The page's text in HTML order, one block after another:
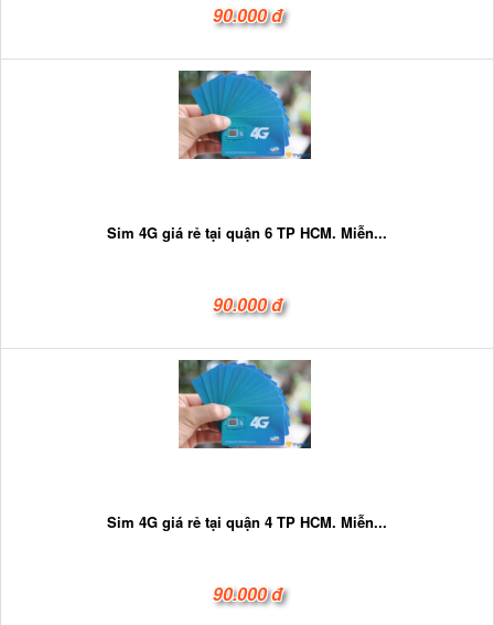
90.000 đ
Sim 4G giá rẻ tại quận 6 TP HCM. Miễn...
90.000 đ
Sim 4G giá rẻ tại quận 4 TP HCM. Miễn...
90.000 đ